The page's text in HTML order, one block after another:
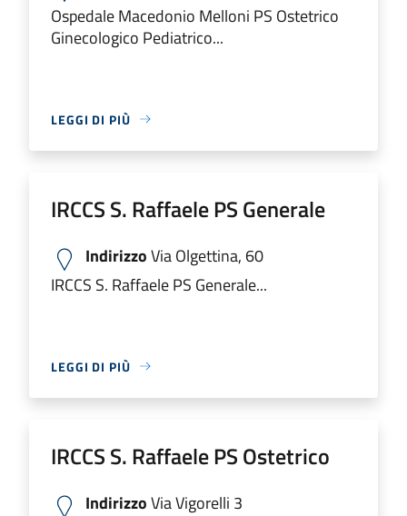
Ospedale Macedonio Melloni PS Ostetrico
Ginecologico Pediatrico...
LEGGI DI PIÙ
IRCCS S. Raffaele PS Generale
IndirizzoVia Olgettina, 60
IRCCS S. Raffaele PS Generale...
LEGGI DI PIÙ
IRCCS S. Raffaele PS Ostetrico
IndirizzoVia Vigorelli 3